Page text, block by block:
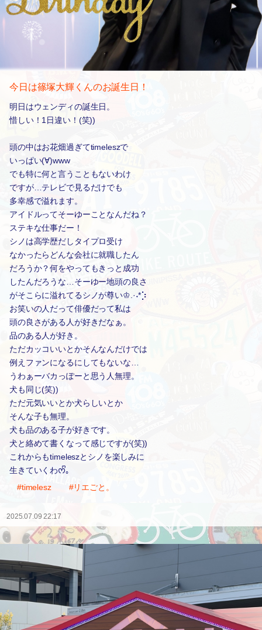
今日は篠塚大輝くんのお誕生日！
明日はウェンディの誕生日。
惜しい！1日違い！(笑))
頭の中はお花畑過ぎてtimeleszで
いっぱい(∀)www
でも特に何と言うこともないわけ
ですが…テレビで見るだけでも
多幸感で溢れます。
アイドルってそーゆーことなんだね？
ステキな仕事だー！
シノは高学歴だしタイプロ受け
なかったらどんな会社に就職したん
だろうか？何をやってもきっと成功
したんだろうな…そーゆー地頭の良さ
がそこらに溢れてるシノが尊い♔.·˖*⡱
お笑いの人だって俳優だって私は
頭の良さがある人が好きだなぁ。
品のある人が好き。
ただカッコいいとかそんなんだけでは
例えファンになるにしてもないな…
うわぁーバカっぽーと思う人無理。
犬も同じ(笑))
ただ元気いいとか犬らしいとか
そんな子も無理。
犬も品のある子が好きです。
犬と絡めて書くなって感じですが(笑))
これからもtimeleszとシノを楽しみに
生きていくわᰔᩚ｡
#timelesz
#リエごと。
2025.07.09 22:17